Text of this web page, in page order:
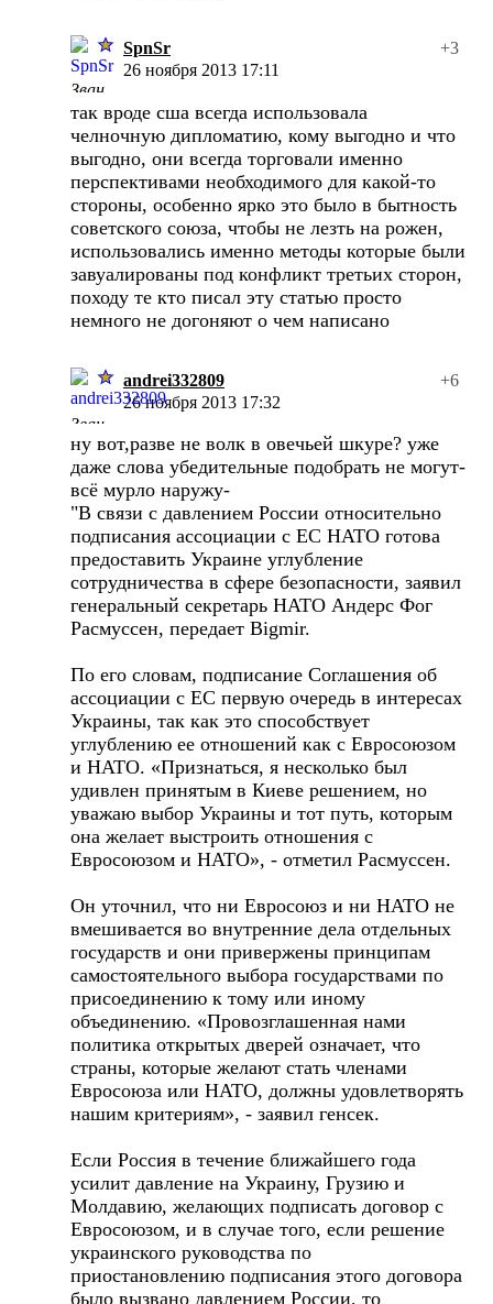
SpnSr
+3
26 ноября 2013 17:11
так вроде сша всегда использовала
челночную дипломатию, кому выгодно и что
выгодно, они всегда торговали именно
перспективами необходимого для какой-то
стороны, особенно ярко это было в бытность
советского союза, чтобы не лезть на рожен,
использовались именно методы которые были
завуалированы под конфликт третьих сторон,
походу те кто писал эту статью просто
немного не догоняют о чем написано
andrei332809
+6
26 ноября 2013 17:32
ну вот,разве не волк в овечьей шкуре? уже
даже слова убедительные подобрать не могут-
всё мурло наружу-
"В связи с давлением России относительно
подписания ассоциации с ЕС НАТО готова
предоставить Украине углубление
сотрудничества в сфере безопасности, заявил
генеральный секретарь НАТО Андерс Фог
Расмуссен, передает Bigmir.
По его словам, подписание Соглашения об
ассоциации с ЕС первую очередь в интересах
Украины, так как это способствует
углублению ее отношений как с Евросоюзом
и НАТО. «Признаться, я несколько был
удивлен принятым в Киеве решением, но
уважаю выбор Украины и тот путь, которым
она желает выстроить отношения с
Евросоюзом и НАТО», - отметил Расмуссен.
Он уточнил, что ни Евросоюз и ни НАТО не
вмешивается во внутренние дела отдельных
государств и они привержены принципам
самостоятельного выбора государствами по
присоединению к тому или иному
объединению. «Провозглашенная нами
политика открытых дверей означает, что
страны, которые желают стать членами
Евросоюза или НАТО, должны удовлетворять
нашим критериям», - заявил генсек.
Если Россия в течение ближайшего года
усилит давление на Украину, Грузию и
Молдавию, желающих подписать договор с
Евросоюзом, и в случае того, если решение
украинского руководства по
приостановлению подписания этого договора
было вызвано давлением России, то